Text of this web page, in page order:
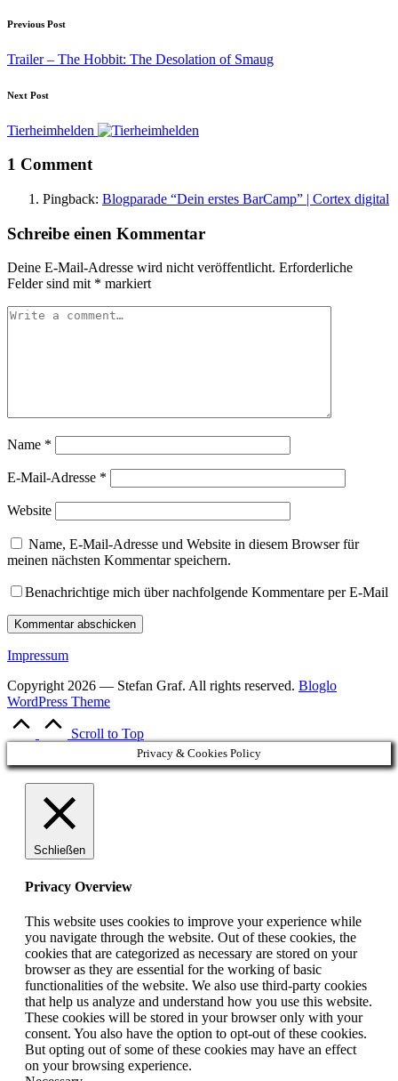
Previous Post
Trailer – The Hobbit: The Desolation of Smaug
Next Post
Tierheimhelden
1 Comment
Pingback: Blogparade “Dein erstes BarCamp” | Cortex digital
Schreibe einen Kommentar
Deine E-Mail-Adresse wird nicht veröffentlicht. Erforderliche
Felder sind mit * markiert
Name *
E-Mail-Adresse *
Website
Name, E-Mail-Adresse und Website in diesem Browser für
meinen nächsten Kommentar speichern.
Benachrichtige mich über nachfolgende Kommentare per E-Mail
Impressum
Copyright 2026 — Stefan Graf. All rights reserved. Bloglo
WordPress Theme
Scroll to Top
Privacy & Cookies Policy
Schließen
Privacy Overview
This website uses cookies to improve your experience while
you navigate through the website. Out of these cookies, the
cookies that are categorized as necessary are stored on your
browser as they are essential for the working of basic
functionalities of the website. We also use third-party cookies
that help us analyze and understand how you use this website.
These cookies will be stored in your browser only with your
consent. You also have the option to opt-out of these cookies.
But opting out of some of these cookies may have an effect
on your browsing experience.